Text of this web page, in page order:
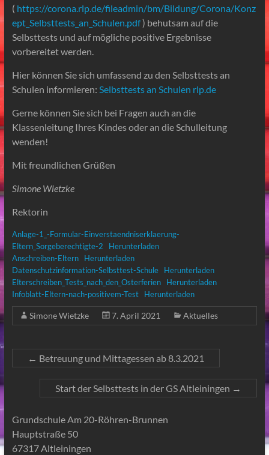
( https://corona.rlp.de/fileadmin/bm/Bildung/Corona/Konz
ept_Selbsttests_an_Schulen.pdf) behutsam auf die
Selbsttests und auf mögliche positive Ergebnisse
vorbereitet werden.
Hier können Sie sich umfassend zu den Selbsttests an
Schulen informieren: Selbsttests an Schulen rlp.de
Gerne können Sie sich bei Fragen auch an die
Klassenleitung Ihres Kindes oder an die Schulleitung
wenden!
Mit freundlichen Grüßen
Simone Wietzke
Rektorin
Anlage-1_-Formular-Einverstaendniserklaerung-
Eltern_Sorgeberechtigte-2
Herunterladen
Anschreiben-Eltern
Herunterladen
Datenschutzinformation-Selbsttest-Schule
Herunterladen
Elterschreiben_Tests_nach_den_Osterferien
Herunterladen
Infoblatt-Eltern-nach-positivem-Test
Herunterladen
Simone Wietzke 7. April 2021 Aktuelles
← Betreuung und Mittagessen ab 8.3.2021
Start der Selbsttests in der GS Altleiningen →
Grundschule Am 20-Röhren-Brunnen
Hauptstraße 50
67317 Altleiningen